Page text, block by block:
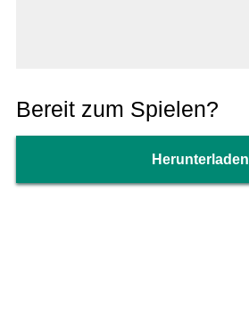
Bereit zum Spielen?
Herunterladen